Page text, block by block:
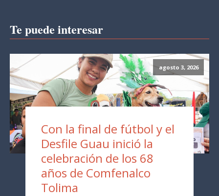
Te puede interesar
agosto 3, 2026
Con la final de fútbol y el
Desfile Guau inició la
celebración de los 68
años de Comfenalco
Tolima